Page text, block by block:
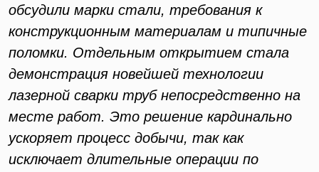
обсудили марки стали, требования к
конструкционным материалам и типичные
поломки. Отдельным открытием стала
демонстрация новейшей технологии
лазерной сварки труб непосредственно на
месте работ. Это решение кардинально
ускоряет процесс добычи, так как
исключает длительные операции по